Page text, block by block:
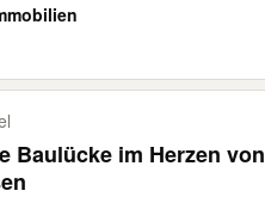
Baulücke im Herzen von